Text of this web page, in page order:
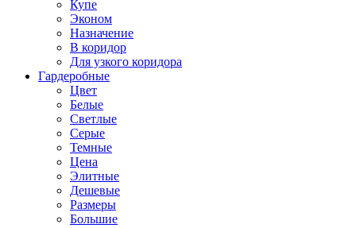
Купе
Эконом
Назначение
В коридор
Для узкого коридора
Гардеробные
Цвет
Белые
Светлые
Серые
Темные
Цена
Элитные
Дешевые
Размеры
Большие